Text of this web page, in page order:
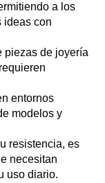
a los
ideas con
piezas de joyería
entornos
modelos y
resistencia, es
necesitan
uso diario.